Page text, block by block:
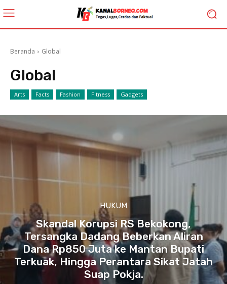
Beranda Global
Global
Arts Facts Fashion Fitness Gadgets
HUKUM
Skandal Korupsi RS Bekokong,
Tersangka Dadang Beberkan Aliran
Dana Rp850 Juta ke Mantan Bupati
Terkuak, Hingga Perantara Sikat Jatah
Suap Pokja.